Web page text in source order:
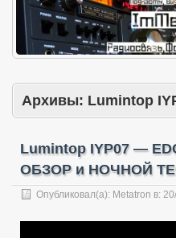
Архивы: Lumintop
Lumintop IYP07 —
ОБЗОР и НОЧНОЙ
Опубликовал(а): Metatron в: